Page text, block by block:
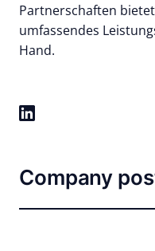
Partnerschaften
umfassendes
Hand.
Company